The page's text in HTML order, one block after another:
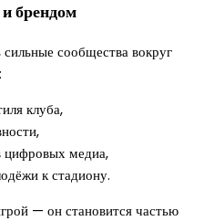
брендом
сообщества вокруг
клуба,
цифровых медиа,
к стадиону.
— он становится частью